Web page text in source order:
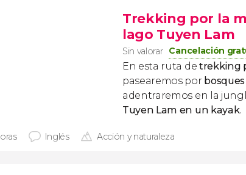
Trekking por la
lago Tuyen Lam
Sin valorar Cancelación
En esta ruta de trekking
pasearemos por
adentraremos en la
Tuyen Lam en un kayak.
Inglés Acción y naturaleza